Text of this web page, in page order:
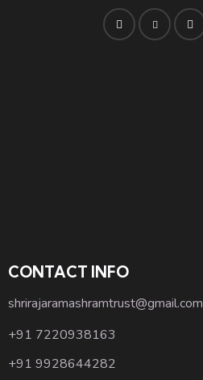
CONTACT INFO
shrirajaramashramtrust@gmail.com
+91 7220938163
+91 9928644282